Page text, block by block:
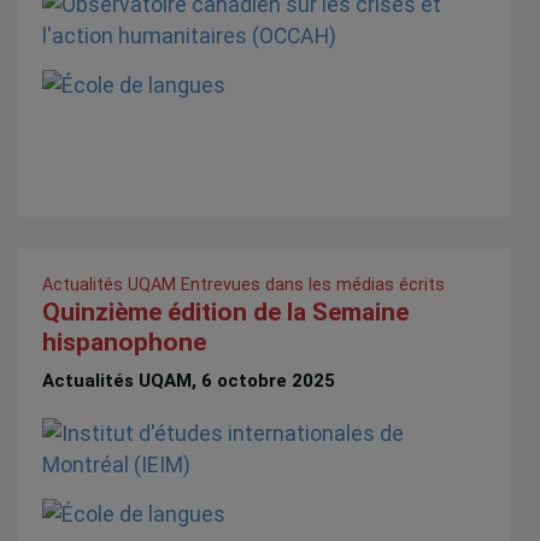
Actualités UQAM Entrevues dans les médias écrits
Quinzième édition de la Semaine
hispanophone
Actualités UQAM, 6 octobre 2025